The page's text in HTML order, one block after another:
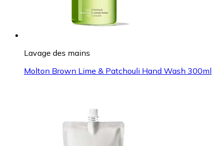
Lavage des mains
Molton Brown Lime & Patchouli Hand Wash 300ml